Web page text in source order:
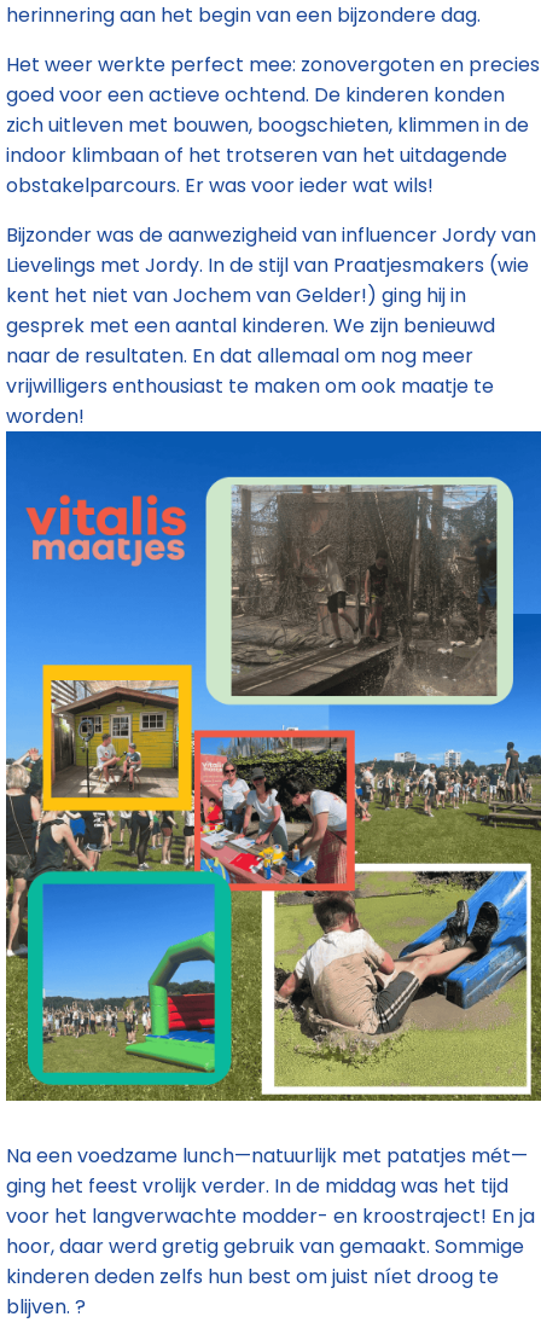
herinnering aan het begin van een bijzondere dag.
Het weer werkte perfect mee: zonovergoten en precies
goed voor een actieve ochtend. De kinderen konden
zich uitleven met bouwen, boogschieten, klimmen in de
indoor klimbaan of het trotseren van het uitdagende
obstakelparcours. Er was voor ieder wat wils!
Bijzonder was de aanwezigheid van influencer Jordy van
Lievelings met Jordy. In de stijl van Praatjesmakers (wie
kent het niet van Jochem van Gelder!) ging hij in
gesprek met een aantal kinderen. We zijn benieuwd
naar de resultaten. En dat allemaal om nog meer
vrijwilligers enthousiast te maken om ook maatje te
worden!
Na een voedzame lunch—natuurlijk met patatjes mét—
ging het feest vrolijk verder. In de middag was het tijd
voor het langverwachte modder- en kroostraject! En ja
hoor, daar werd gretig gebruik van gemaakt. Sommige
kinderen deden zelfs hun best om juist níet droog te
blijven. ?